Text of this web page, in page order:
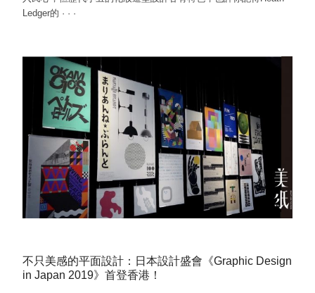
Ledger的 · · ·
不只美感的平面設計：日本設計盛會《Graphic Design
in Japan 2019》首登香港！